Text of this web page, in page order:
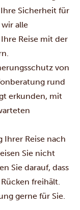
Sicherheit für
alle
Reise mit der
von
rund
erkunden, mit
Ihrer Reise nach
Sie nicht
Sie darauf, dass
freihält.
gerne für Sie.